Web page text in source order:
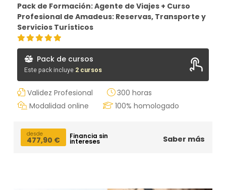
Pack de Formación: Agente de Viajes + Curso
Profesional de Amadeus: Reservas, Transporte y
Servicios Turísticos
Pack de cursos
Este pack incluye 2 cursos
Curso Profesional de Amadeus: Reservas, Transporte y
Agente de viajes
Validez Profesional
300 horas
Modalidad online
100% homologado
desde
477,90 € Financia sin
intereses Saber más